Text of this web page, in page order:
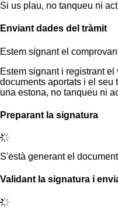
Si us plau, no tanqueu ni
Enviant dades del tràmit
Estem signant el
Estem signant i registrant
documents aportats i el seu
una estona, no tanqueu ni
Preparant la signatura
S'està generant el
Validant la signatura i